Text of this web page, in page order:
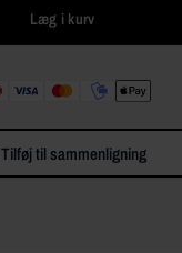
Læg i kurv
Tilføj til sammenligning